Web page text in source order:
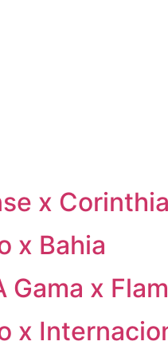
x
x Bahia
Gama x
x